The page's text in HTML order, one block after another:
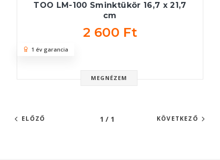
TOO LM-100 Sminktükör 16,7 x 21,7
cm
2 600 Ft
MEGNÉZEM
1 év garancia
ELŐZŐ 1 / 1 KÖVETKEZŐ